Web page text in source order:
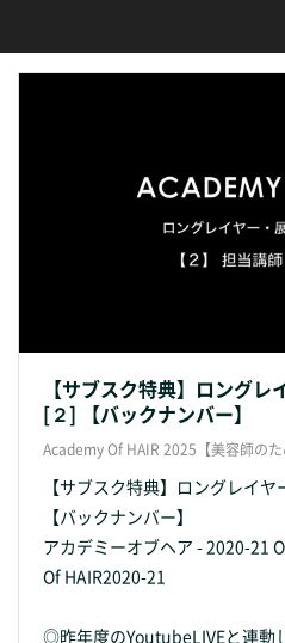
【サブスク特典】ロング
[２] 【バックナンバー】
Academy Of HAIR 2025【美容師のた
【サブスク特典】ロングレイ
【バックナンバー】
アカデミーオブヘア - 2020-21
Of HAIR2020-21
◎昨年度のYoutubeLIVEと連動